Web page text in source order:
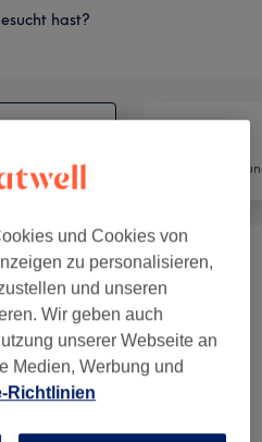
hast?
Friseur
ab 5 €
( 3) ab 13 €
(4) ab 15 €
(5) ab 25 €
und Cookies von
zu personalisieren,
und unseren
Wir geben auch
unserer Webseite an
Medien, Werbung und
Richtlinien